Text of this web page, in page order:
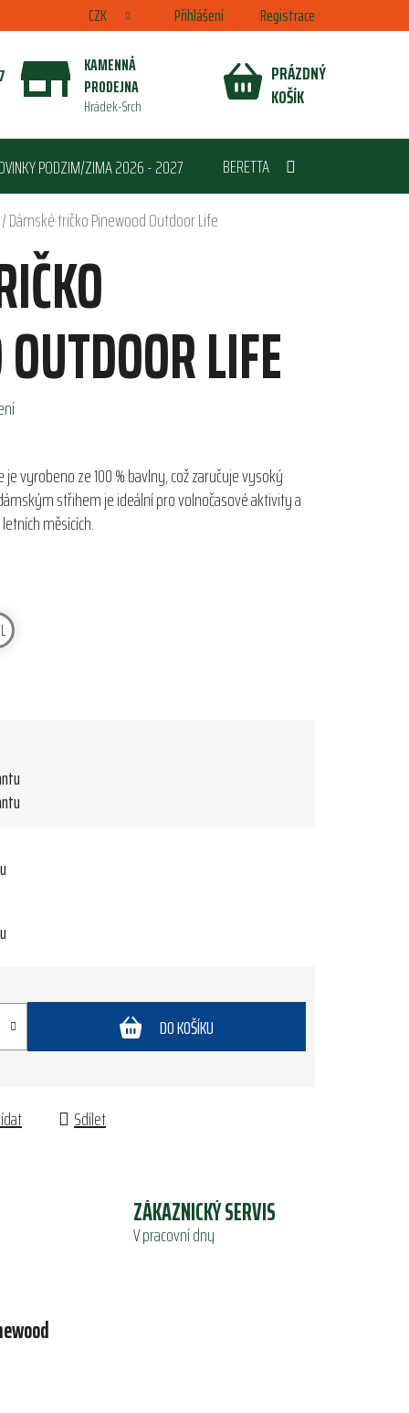
CZK Přihlášení Registrace
KAMENNÁ
PRODEJNA
Hrádek-Srch
NÁKUPNÍ
PRÁZDNÝ
KOŠÍK
PODZIM/ZIMA 2026 - 2027
BERETTA
/Dámské tričko Pinewood Outdoor Life
LIFE
vyrobeno ze 100 % bavlny, což zaručuje vysoký
střihem je ideální pro volnočasové aktivity a
měsících.
DO KOŠÍKU
Sdílet
ZÁKAZNICKÝ SERVIS
V pracovní dny